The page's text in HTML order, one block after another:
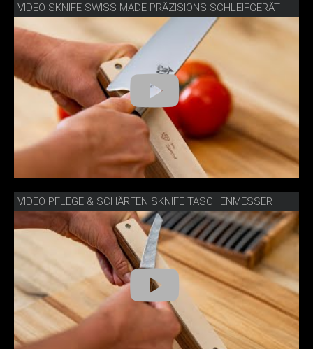
VIDEO SKNIFE SWISS MADE PRÄZISIONS-SCHLEIFGERÄT
VIDEO PFLEGE & SCHÄRFEN SKNIFE TASCHENMESSER